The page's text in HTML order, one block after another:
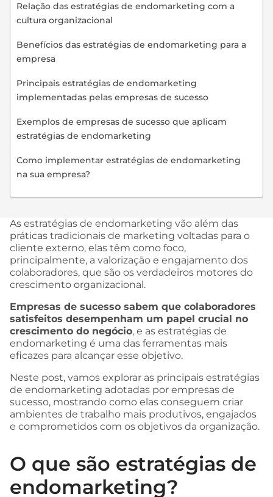
Relação das estratégias de endomarketing com a
cultura organizacional
Benefícios das estratégias de endomarketing para a
empresa
Principais estratégias de endomarketing
implementadas pelas empresas de sucesso
Exemplos de empresas de sucesso que aplicam
estratégias de endomarketing
Como implementar estratégias de endomarketing
na sua empresa?
As estratégias de endomarketing vão além das
práticas tradicionais de marketing voltadas para o
cliente externo, elas têm como foco,
principalmente, a valorização e engajamento dos
colaboradores, que são os verdadeiros motores do
crescimento organizacional.
Empresas de sucesso sabem que colaboradores
satisfeitos desempenham um papel crucial no
crescimento do negócio, e as estratégias de
endomarketing é uma das ferramentas mais
eficazes para alcançar esse objetivo.
Neste post, vamos explorar as principais estratégias
de endomarketing adotadas por empresas de
sucesso, mostrando como elas conseguem criar
ambientes de trabalho mais produtivos, engajados
e comprometidos com os objetivos da organização.
O que são estratégias de
endomarketing?